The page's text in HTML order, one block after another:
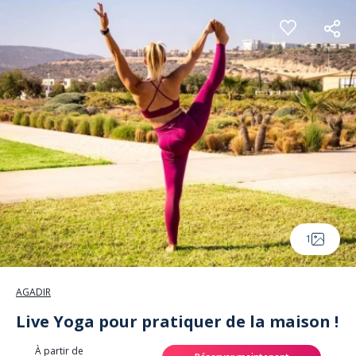
Panneau de gestion des cookies
1
AGADIR
Live Yoga pour pratiquer de la maison !
À partir de